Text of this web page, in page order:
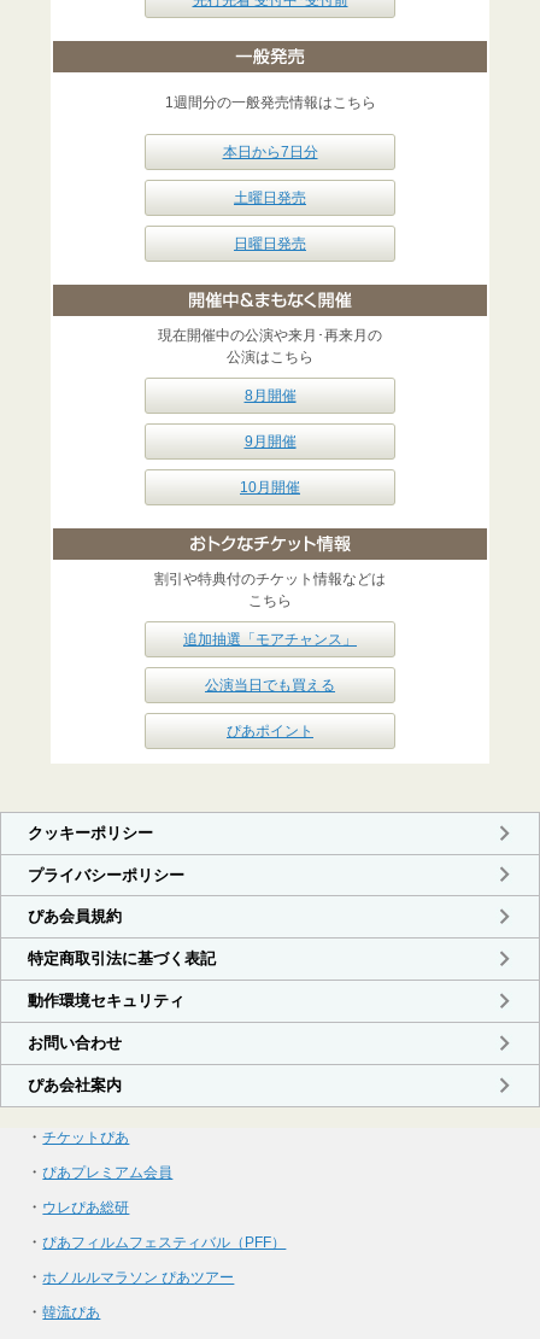
1週間分の一般発売情報はこちら
本日から7日分
土曜日発売
日曜日発売
現在開催中の公演や来月･再来月の
公演はこちら
8月開催
9月開催
10月開催
割引や特典付のチケット情報などは
こちら
追加抽選「モアチャンス」
公演当日でも買える
ぴあポイント
・チケットぴあ
・ぴあプレミアム会員
・ ウレぴあ総研
・ぴあフィルムフェスティバル（PFF）
・ホノルルマラソン ぴあツアー
・韓流ぴあ